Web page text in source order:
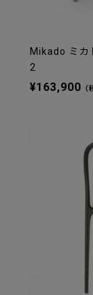
Mikado ミカ
2
¥163,900 （